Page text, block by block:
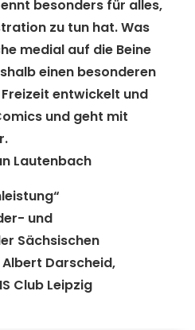
besonders für alles,
zu tun hat. Was
medial auf die Beine
einen besonderen
entwickelt und
und geht mit
Lautenbach
und
Sächsischen
Darscheid,
Club Leipzig